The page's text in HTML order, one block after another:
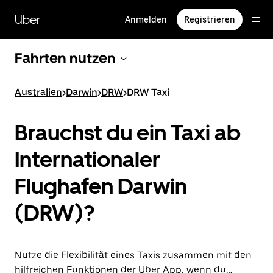
zum
Hauptinhalt
Uber Anmelden Registrieren
Fahrten nutzen
Australien>Darwin>DRW>DRW Taxi
Brauchst du ein Taxi ab
Internationaler
Flughafen Darwin
(DRW)?
Nutze die Flexibilität eines Taxis zusammen mit den
hilfreichen Funktionen der Uber App, wenn du